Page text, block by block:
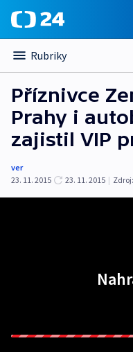
Rubriky
Příznivce
Prahy i
zajistil VIP
ver
23. 11. 2015
23. 11. 2015 | Zdroj: